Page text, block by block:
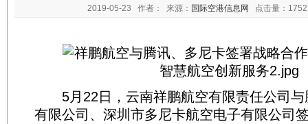
2019-05-23 作者： 来源： 国际空港信息网 点击量：
5月22日，云南祥鹏航空有限责任公司与
有限公司、深圳市多尼卡航空电子有限公司